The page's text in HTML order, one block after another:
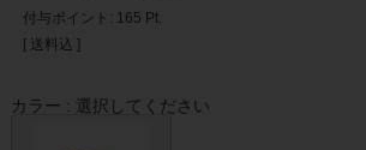
付与ポイント: 165 Pt.
送料込
カラー 選択してください